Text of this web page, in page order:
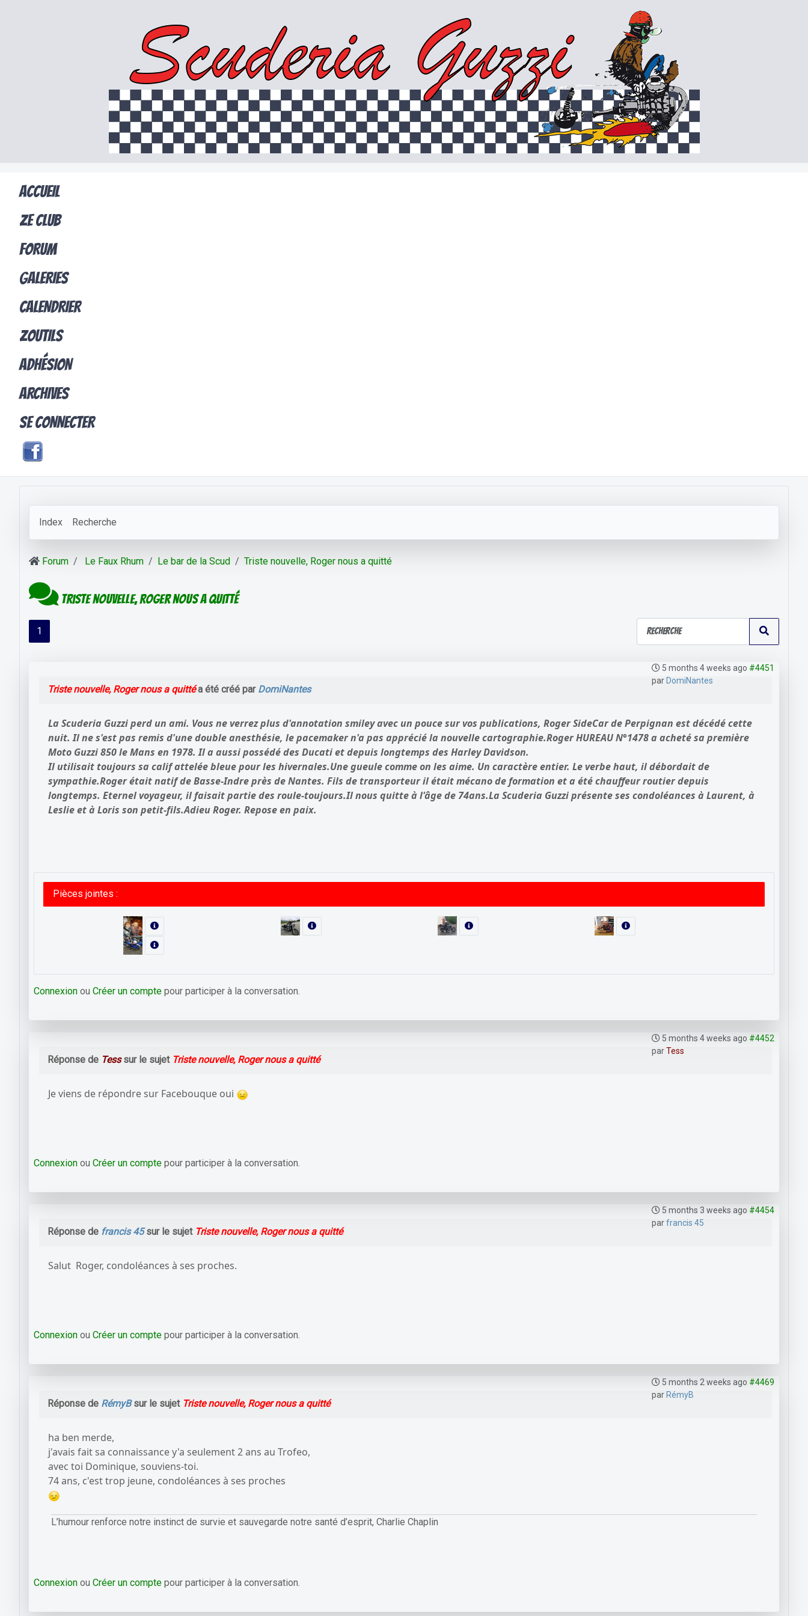
ACCUEIL
ZE CLUB
FORUM
GALERIES
CALENDRIER
ZOUTILS
ADHÉSION
ARCHIVES
SE CONNECTER
Index Recherche
Forum Le Faux Rhum Le bar de la Scud Triste nouvelle, Roger nous a quitté
Triste nouvelle, Roger nous a quitté
1
5 months 4 weeks ago #4451
par DomiNantes
Triste nouvelle, Roger nous a quittéa été créé par DomiNantes
La Scuderia Guzzi perd un ami. Vous ne verrez plus d'annotation smiley avec un pouce sur vos publications, Roger SideCar de Perpignan est décédé cette
nuit.Il ne s'est pas remis d'une double anesthésie, le pacemaker n'a pas apprécié la nouvelle cartographie.Roger HUREAU N°1478 a acheté sa première
Moto Guzzi 850 le Mans en 1978. Il a aussi possédé des Ducati et depuis longtemps des Harley Davidson.
Il utilisait toujours sa calif attelée bleue pour les hivernales.Une gueule comme on les aime. Un caractère entier. Le verbe haut, il débordait de
sympathie.Roger était natif de Basse-Indre près de Nantes. Fils de transporteur il était mécano de formation et a été chauffeur routier depuis
longtemps. Eternel voyageur, il faisait partie des roule-toujours.Il nous quitte à l'âge de 74ans.La Scuderia Guzzi présente ses condoléances à Laurent, à
Leslie et à Loris son petit-fils.Adieu Roger. Repose en paix.
Pièces jointes :
Connexion ou Créer un compte pour participer à la conversation.
5 months 4 weeks ago #4452
parTess
Réponse de Tesssur le sujet Triste nouvelle, Roger nous a quitté
Je viens de répondre sur Facebouque oui
Connexion ou Créer un compte pour participer à la conversation.
5 months 3 weeks ago #4454
parfrancis 45
Réponse de francis 45sur le sujet Triste nouvelle, Roger nous a quitté
Salut Roger, condoléances à ses proches.
Connexion ou Créer un compte pour participer à la conversation.
5 months 2 weeks ago #4469
par RémyB
Réponse de RémyBsur le sujet Triste nouvelle, Roger nous a quitté
ha ben merde,
j'avais fait sa connaissance y'a seulement 2 ans au Trofeo,
avec toi Dominique, souviens-toi.
74 ans, c'est trop jeune, condoléances à ses proches
L’humour renforce notre instinct de survie et sauvegarde notre santé d’esprit, Charlie Chaplin
Connexion ou Créer un compte pour participer à la conversation.